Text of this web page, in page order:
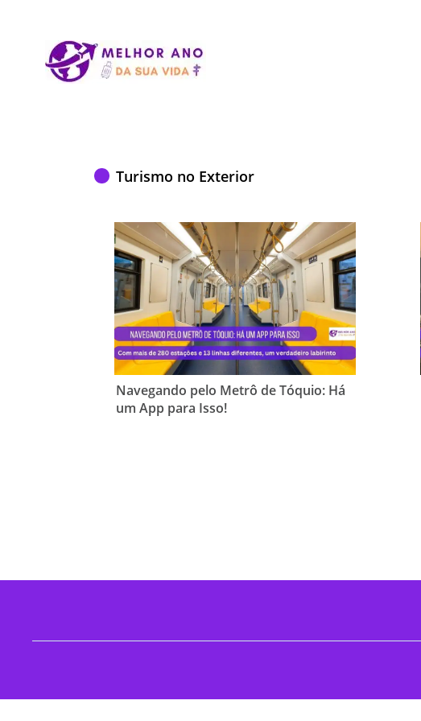
Turismo no Exterior
Navegando pelo Metrô de Tóquio: Há
um App para Isso!